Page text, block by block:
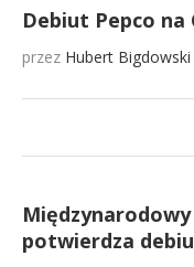
Debiut Pepco na
przez Hubert Bigdowski
potwierdza